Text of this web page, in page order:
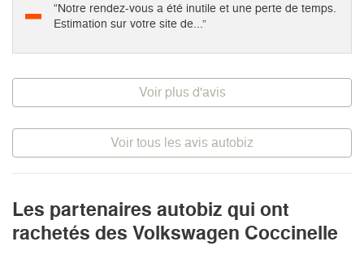
“Notre rendez-vous a été inutile et une perte de temps.
Estimation sur votre site de...”
Voir plus d'avis
Voir tous les avis autobiz
Les partenaires autobiz qui ont
rachetés des Volkswagen Coccinelle